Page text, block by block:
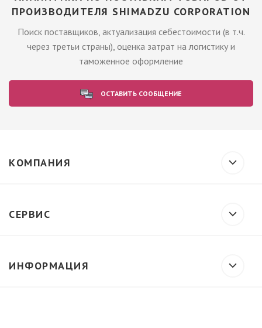
ПРОИЗВОДИТЕЛЯ SHIMADZU CORPORATION
Поиск поставщиков, актуализация себестоимости (в т.ч.
через третьи страны), оценка затрат на логистику и
таможенное оформление
ОСТАВИТЬ СООБЩЕНИЕ
КОМПАНИЯ
СЕРВИС
ИНФОРМАЦИЯ